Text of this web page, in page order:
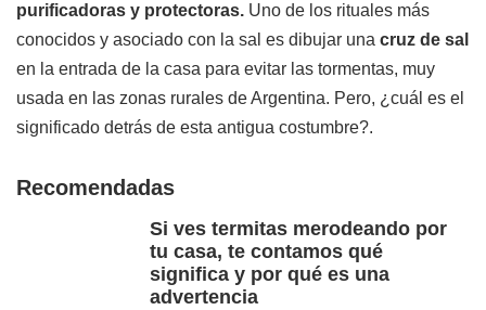
purificadoras y protectoras. Uno de los rituales más
conocidos y asociado con la sal es dibujar una cruz de sal
en la entrada de la casa para evitar las tormentas, muy
usada en las zonas rurales de Argentina. Pero, ¿cuál es el
significado detrás de esta antigua costumbre?.
Recomendadas
Si ves termitas merodeando por
tu casa, te contamos qué
significa y por qué es una
advertencia